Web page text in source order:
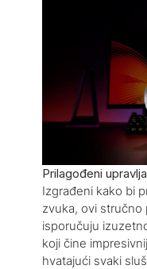
Prilagođeni
Izgrađeni kako bi
zvuka, ovi stručno
isporučuju
koji čine
hvatajući svaki